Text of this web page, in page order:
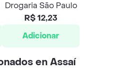
Drogaria São Paulo
R$ 12,23
Adicionar
en Assaí